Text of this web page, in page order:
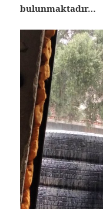
bulunmaktadır…